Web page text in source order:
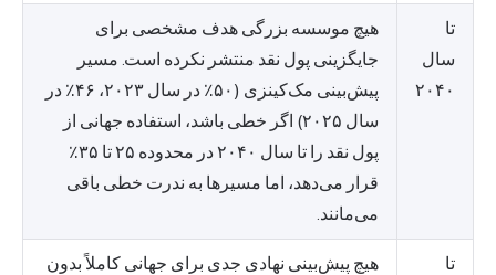
تا
سال
۲۰۴۰
هیچ موسسه بزرگی هدف مشخصی برای
جایگزینی پول نقد منتشر نکرده است. مسیر
پیش‌بینی مک‌کینزی (۵۰٪ در سال ۲۰۲۳، ۴۶٪ در
سال ۲۰۲۵) اگر خطی باشد، استفاده جهانی از
پول نقد را تا سال ۲۰۴۰ در محدوده ۲۵ تا ۳۵٪
قرار می‌دهد، اما مسیرها به ندرت خطی باقی
می‌مانند.
تا
هیچ پیش‌بینی نهادی جدی برای جهانی کاملاً بدون